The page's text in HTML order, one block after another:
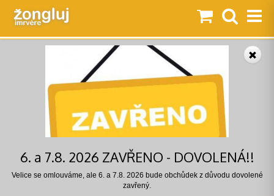
6. a 7.8. 2026 ZAVŘENO - DOVOLENÁ!!
Velice se omlouváme, ale 6. a 7.8. 2026 bude obchůdek z důvodu dovolené
zavřený.